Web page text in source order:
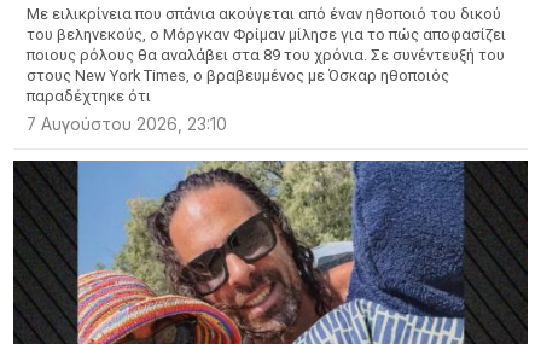
Με ειλικρίνεια που σπάνια ακούγεται από έναν ηθοποιό του δικού
του βεληνεκούς, ο Μόργκαν Φρίμαν μίλησε για το πώς αποφασίζει
ποιους ρόλους θα αναλάβει στα 89 του χρόνια. Σε συνέντευξή του
στους New York Times, ο βραβευμένος με Όσκαρ ηθοποιός
παραδέχτηκε ότι
7 Αυγούστου 2026, 23:10